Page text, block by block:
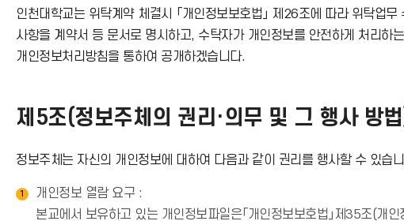
콘
운
로
아
이
콘
인천대학교는 위탁계약 체결시 「개인정보보호법」 제26조에 따라 위탁
사항을 계약서 등 문서로 명시하고, 수탁자가 개인정보를 안전하게 처리
개인정보처리방침을 통하여 공개하겠습니다.
제5조(정보주체의 권리·의무 및 그 행사 방
정보주체는 자신의 개인정보에 대하여 다음과 같이 권리를 행사할 수 있습
1
개인정보 열람 요구 :
본교에서 보유하고 있는 개인정보파일은「개인정보보호법」제35조(